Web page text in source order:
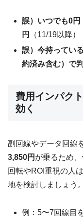
誤）いつでも0円
円
（11/19以降）
誤）今持ってい
約済み含む）で
費用インパク
効く
副回線やデータ回線
3,850円 が乗るため
回転やROI重視の人
地を検討しましょう。
例：5〜7回線目